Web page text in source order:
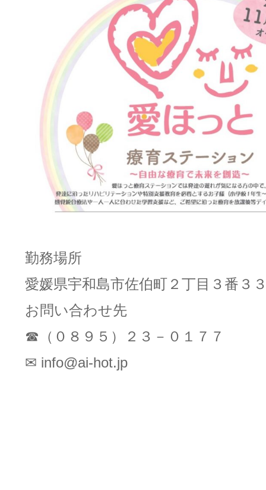
勤務場所
愛媛県宇和島市佐伯町２丁目３番３
お問い合わせ先
☎（０８９５）２３－０１７７
✉ info@ai-hot.jp